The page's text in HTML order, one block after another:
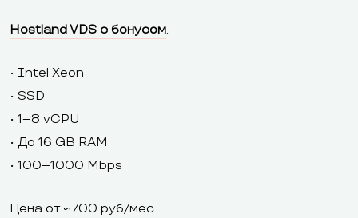
Hostland VDS с бонусом.
• Intel Xeon
• SSD
• 1–8 vCPU
• До 16 GB RAM
• 100–1000 Mbps
Цена от ~700 руб/мес.